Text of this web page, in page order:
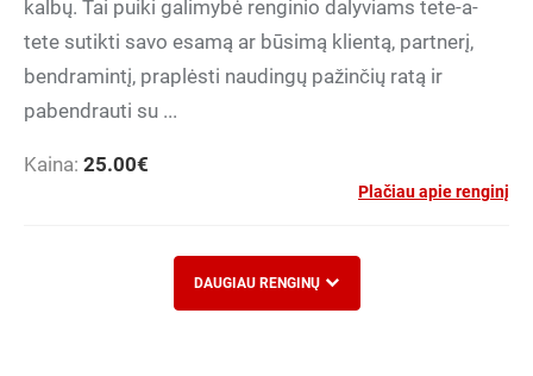
kalbų. Tai puiki galimybė renginio dalyviams tete-a-
tete sutikti savo esamą ar būsimą klientą, partnerį,
bendramintį, praplėsti naudingų pažinčių ratą ir
pabendrauti su ...
Kaina: 25.00€
Plačiau apie renginį
DAUGIAU RENGINŲ